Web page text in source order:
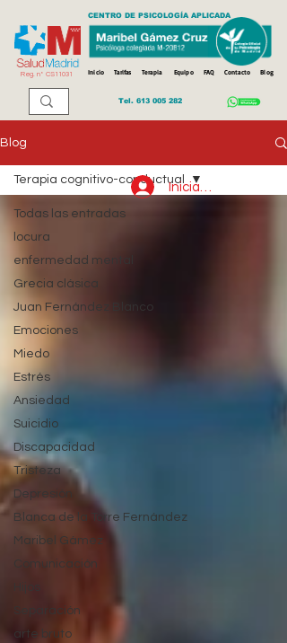
Reg. nº CS11031
CENTRO DE PSICOLOGÍA APLICADA
Inicio Tarifas Terapia Equipo FAQ Contacto Blog
Tel. 613 005 282
Blog
Todas las entradas
locura
enfermedad mental
Grecia clásica
Juan Fernández Blanco
Emociones
Miedo
Estrés
Ansiedad
Suicidio
Discapacidad
Tristeza
Depresión
Blanca de la Torre Fernández
Maribel Gámez
Comunicación
Separación
arte bruto
Terapia cognitivo-conductual
Iniciar sesión